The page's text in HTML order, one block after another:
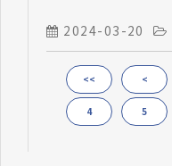
2024-03-20
<< <
4 5